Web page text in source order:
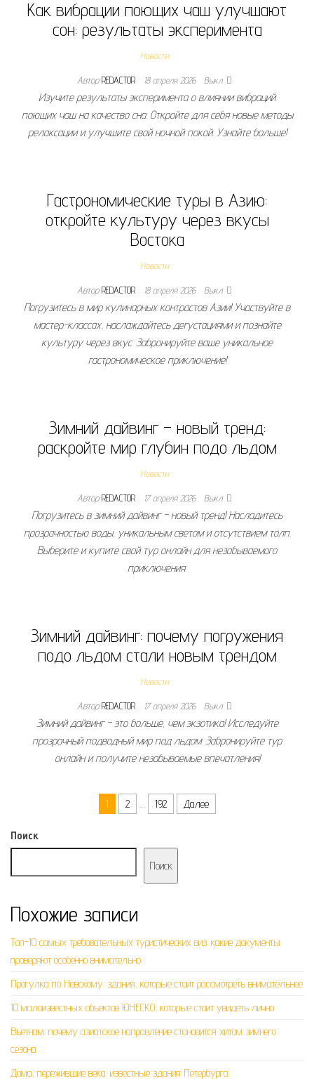
Как вибрации поющих чаш улучшают
сон: результаты эксперимента
Новости
АвторREDACTOR 18 апреля 2026 Выкл.
Изучите результаты эксперимента о влиянии вибраций
поющих чаш на качество сна. Откройте для себя новые методы
релаксации и улучшите свой ночной покой. Узнайте больше!
Гастрономические туры в Азию:
откройте культуру через вкусы
Востока
Новости
АвторREDACTOR 18 апреля 2026 Выкл.
Погрузитесь в мир кулинарных контрастов Азии! Участвуйте в
мастер-классах, наслаждайтесь дегустациями и познайте
культуру через вкус. Забронируйте ваше уникальное
гастрономическое приключение!
Зимний дайвинг – новый тренд:
раскройте мир глубин подо льдом
Новости
АвторREDACTOR 17 апреля 2026 Выкл.
Погрузитесь в зимний дайвинг – новый тренд! Насладитесь
прозрачностью воды, уникальным светом и отсутствием толп.
Выберите и купите свой тур онлайн для незабываемого
приключения.
Зимний дайвинг: почему погружения
подо льдом стали новым трендом
Новости
АвторREDACTOR 17 апреля 2026 Выкл.
Зимний дайвинг – это больше, чем экзотика! Исследуйте
прозрачный подводный мир под льдом. Забронируйте тур
онлайн и получите незабываемые впечатления!
Пагинация записей
1 2 … 192 Далее
Поиск
Поиск
Похожие записи
Топ-10 самых требовательных туристических виз: какие документы
проверяют особенно внимательно
Прогулка по Невскому: здания, которые стоит рассмотреть внимательнее
10 малоизвестных объектов ЮНЕСКО, которые стоит увидеть лично
Вьетнам: почему азиатское направление становится хитом зимнего
сезона
Дома, пережившие века: известные здания Петербурга